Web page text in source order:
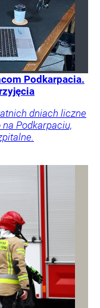
Podkarpacia.
dniach liczne
Podkarpaciu,